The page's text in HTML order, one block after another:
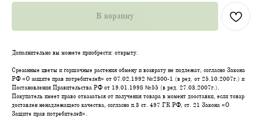
В корзину
Дополнительно вы можете приобрести: открыту.
Срезанные цветы и горшочные растения обмену и возврату не подлежат, согласно Закона
РФ «О защите прав потребителей» от 07.02.1992 №2300-1 (в ред. от 25.10.2007г.) и
Постановления Правительства РФ от 19.01.1998 №55 (в ред. 27.03.2007г.).
Покупатель имеет право отказаться от получения товара в момент дооставки, если товар
доставлен ненадлежащего качества, согласно п.3 ст. 497 ГК РФ, ст. 21 Закона «О
Защите прав потребителей».